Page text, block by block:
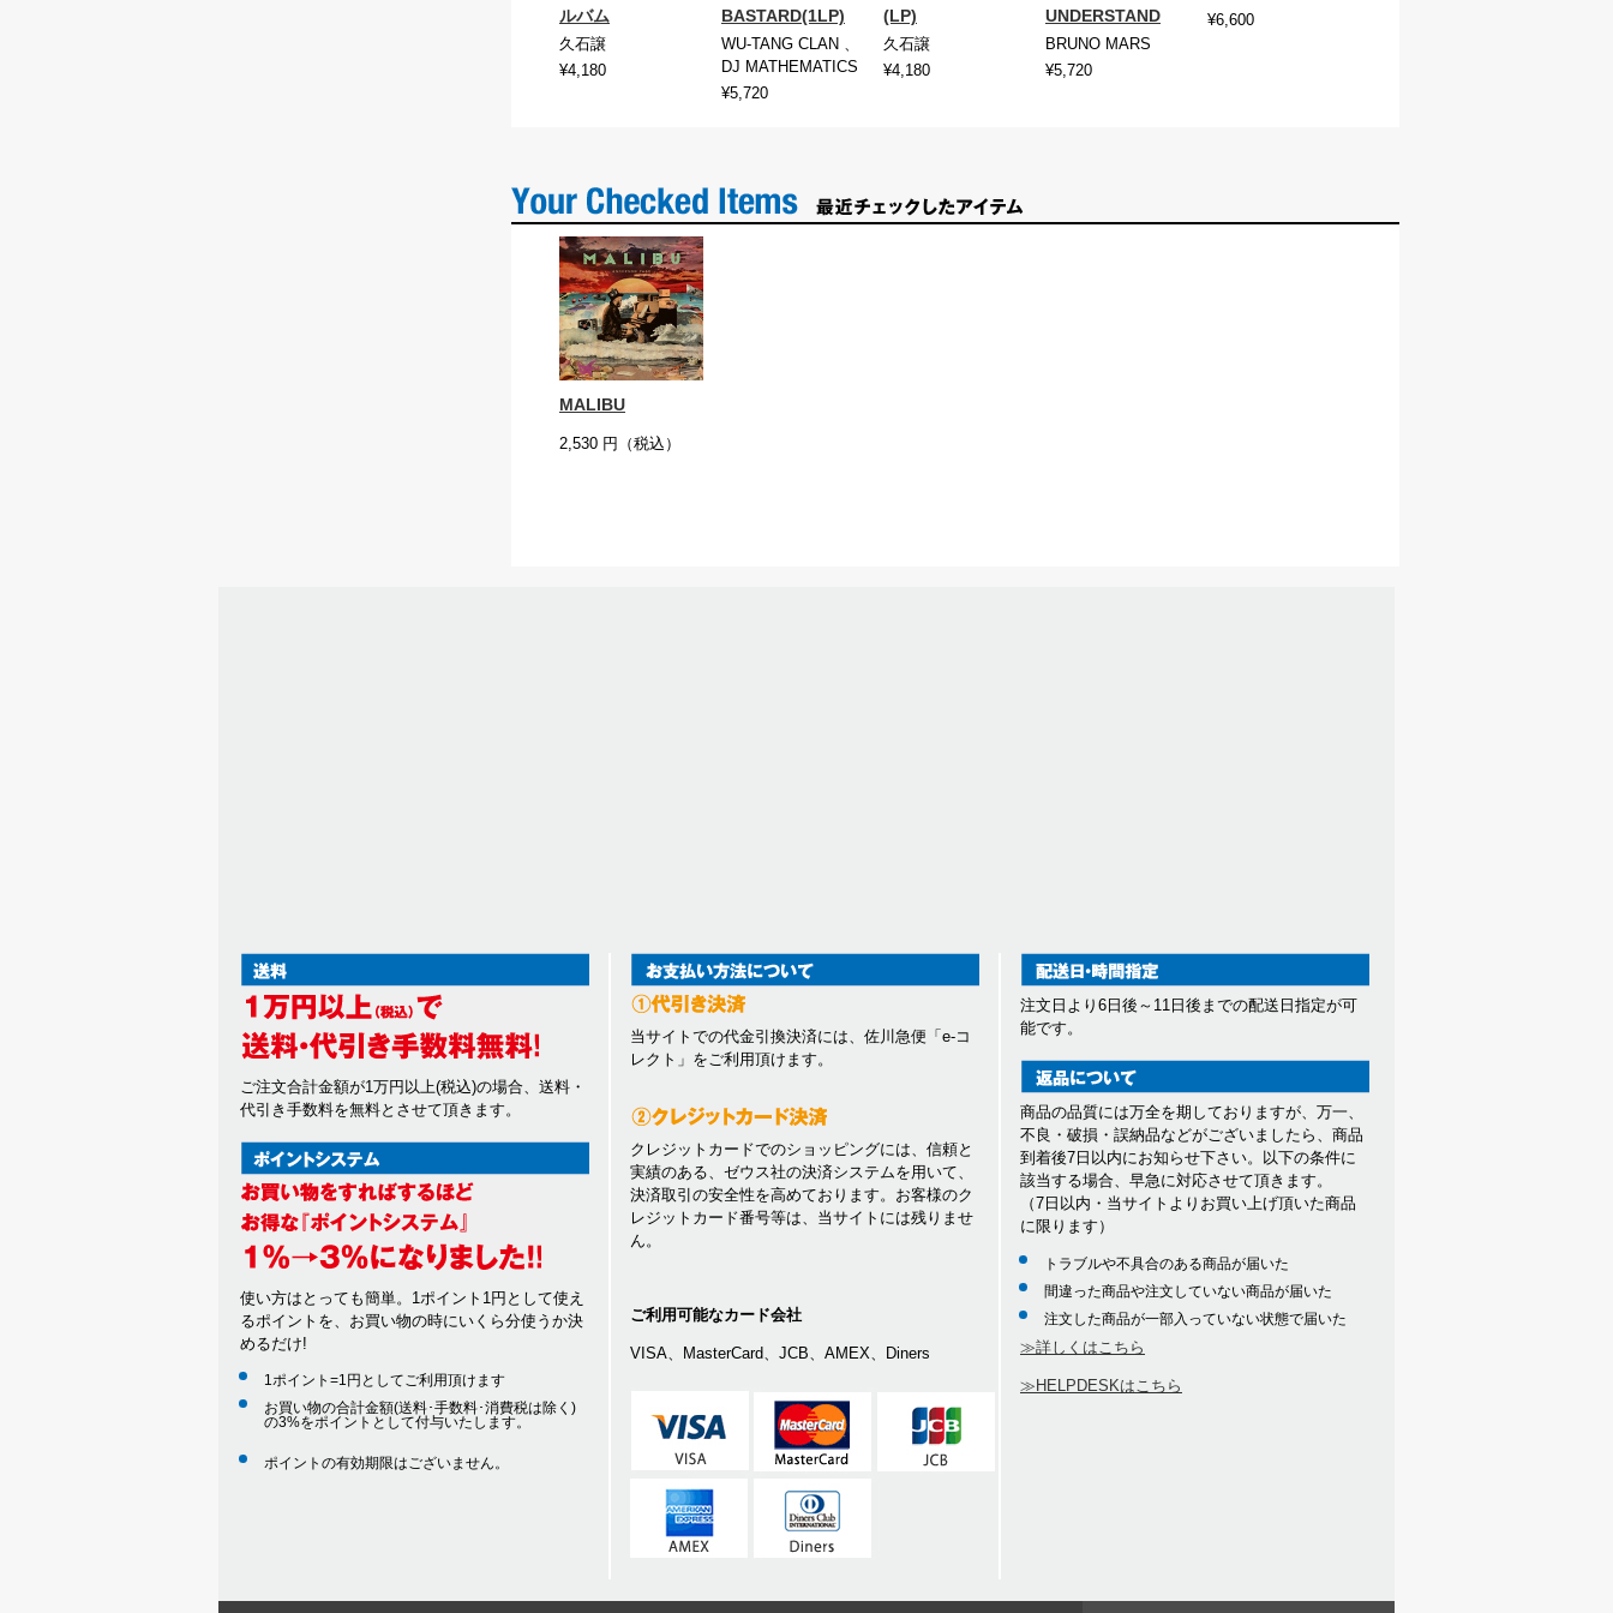
ルバム
久石譲
¥4,180
BASTARD(1LP)
WU-TANG CLAN 、
DJ MATHEMATICS
¥5,720
(LP)
久石譲
¥4,180
UNDERSTAND
BRUNO MARS
¥5,720
¥6,600
MALIBU
2,530 円（税込）
ご注文合計金額が1万円以上(税込)の場合、送料・
代引き手数料を無料とさせて頂きます。
使い方はとっても簡単。1ポイント1円として使え
るポイントを、お買い物の時にいくら分使うか決
めるだけ!
1ポイント=1円としてご利用頂けます
お買い物の合計金額(送料･手数料･消費税は除く)
の3%をポイントとして付与いたします。
ポイントの有効期限はございません。
当サイトでの代金引換決済には、佐川急便「e-コ
レクト」をご利用頂けます。
クレジットカードでのショッピングには、信頼と
実績のある、ゼウス社の決済システムを用いて、
決済取引の安全性を高めております。お客様のク
レジットカード番号等は、当サイトには残りませ
ん。
ご利用可能なカード会社
VISA、MasterCard、JCB、AMEX、Diners
注文日より6日後～11日後までの配送日指定が可
能です。
商品の品質には万全を期しておりますが、万一、
不良・破損・誤納品などがございましたら、商品
到着後7日以内にお知らせ下さい。以下の条件に
該当する場合、早急に対応させて頂きます。
（7日以内・当サイトよりお買い上げ頂いた商品
に限ります）
トラブルや不具合のある商品が届いた
間違った商品や注文していない商品が届いた
注文した商品が一部入っていない状態で届いた
≫詳しくはこちら
≫HELPDESKはこちら